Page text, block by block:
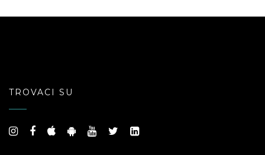
TROVACI SU